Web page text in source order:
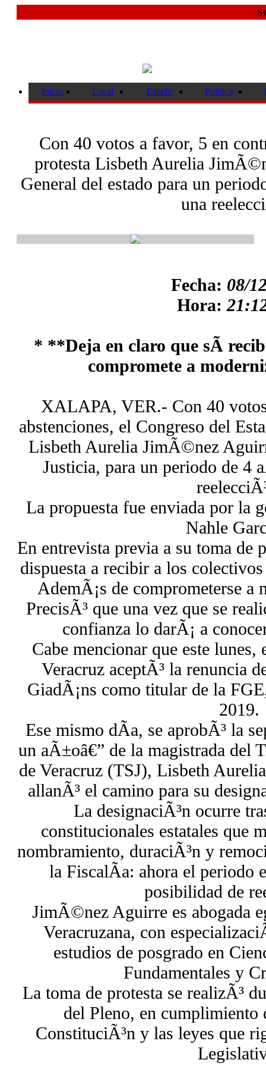
Inicio Local Estado Politica
Con 40 votos a favor, 5 en
protesta Lisbeth Aurelia
General del estado para un
una
Fecha: 08/
Hora:
* **Deja en claro que sÃ­
compromete a
XALAPA, VER.- Con 40
abstenciones, el Congreso del
Lisbeth Aurelia JimÃ©nez
Justicia, para un periodo de 4
La propuesta fue enviada por la
Nahle
En entrevista previa a su toma de
dispuesta a recibir a los
AdemÃ¡s de comprometerse a
PrecisÃ³ que una vez que se
confianza lo darÃ¡ a
Cabe mencionar que este
Veracruz aceptÃ³ la renuncia
GiadÃ¡ns como titular de la
2019.
Ese mismo dÃ­a, se aprobÃ³ la
un aÃ±oâ€” de la magistrada del
de Veracruz (TSJ), Lisbeth
allanÃ³ el camino para su
La designaciÃ³n ocurre
constitucionales estatales que
nombramiento, duraciÃ³n y
la FiscalÃ­a: ahora el periodo
posibilidad de
JimÃ©nez Aguirre es abogada
Veracruzana, con
estudios de posgrado en
Fundamentales y
La toma de protesta se realizÃ³
del Pleno, en cumplimiento
ConstituciÃ³n y las leyes que